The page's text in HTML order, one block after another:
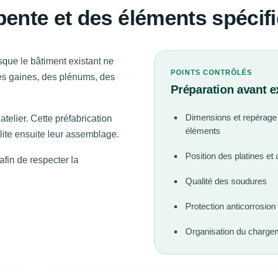
et des éléments
le bâtiment existant ne
gaines, des plénums, des
Cette préfabrication
ensuite leur assemblage.
de respecter la
POINTS CONTRÔLÉS
Préparation avant
Dimensions et
éléments
Position des platines et
Qualité des soudures
Protection anticorrosion
Organisation du